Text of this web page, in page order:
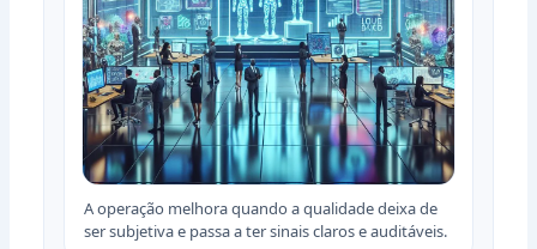
A operação melhora quando a qualidade deixa de
ser subjetiva e passa a ter sinais claros e auditáveis.